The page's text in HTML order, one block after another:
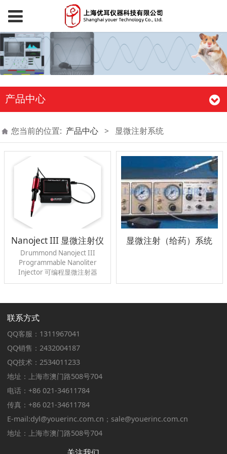
产品中心
您当前的位置: 产品中心 > 显微注射系统
Nanoject III 显微注射仪
Drummond Nanoject III
Programmable Nanoliter
Injector 可编程显微注射器
显微注射（给药）系统
联系方式
QQ客服：1311967041
QQ销售：2432004187
QQ技术：2534011233
地址：上海市澳门路508号704
电话：+86 021-34611784
传真：+86 021-34611784
E-mail:dyl@youerinc.com.cn；sale@youerinc.com.cn
地址：上海市澳门路508号704